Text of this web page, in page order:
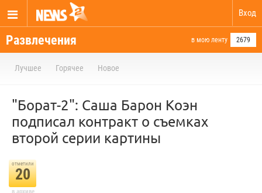
Вход
Развлечения в мою ленту 2679
Лучшее Горячее Новое
"Борат-2": Саша Барон Коэн
подписал контракт о съемках
второй серии картины
отметили
20